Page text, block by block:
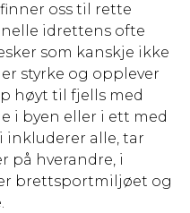
oss til rette
idrettens ofte
som kanskje ikke
styrke og opplever
høyt til fjells med
i byen eller i ett med
inkluderer alle, tar
på hverandre, i
brettsportmiljøet og